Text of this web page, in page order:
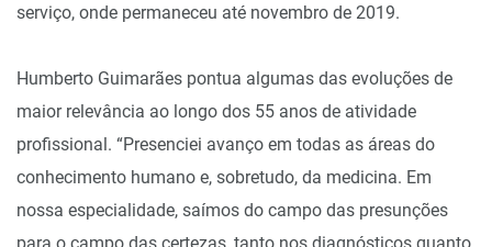
serviço, onde permaneceu até novembro de 2019.
Humberto Guimarães pontua algumas das evoluções de
maior relevância ao longo dos 55 anos de atividade
profissional. “Presenciei avanço em todas as áreas do
conhecimento humano e, sobretudo, da medicina. Em
nossa especialidade, saímos do campo das presunções